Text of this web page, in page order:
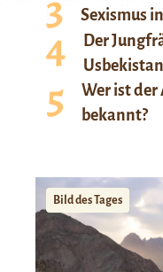
Sexismus
Der
Usbekistan
Wer ist der
bekannt?
Bild des Tages